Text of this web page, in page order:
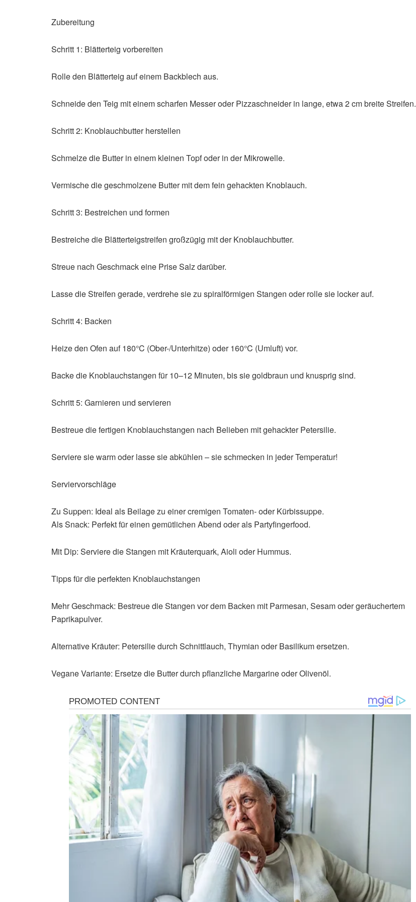
Zubereitung
Schritt 1: Blätterteig vorbereiten
Rolle den Blätterteig auf einem Backblech aus.
Schneide den Teig mit einem scharfen Messer oder Pizzaschneider in lange, etwa 2 cm breite Streifen.
Schritt 2: Knoblauchbutter herstellen
Schmelze die Butter in einem kleinen Topf oder in der Mikrowelle.
Vermische die geschmolzene Butter mit dem fein gehackten Knoblauch.
Schritt 3: Bestreichen und formen
Bestreiche die Blätterteigstreifen großzügig mit der Knoblauchbutter.
Streue nach Geschmack eine Prise Salz darüber.
Lasse die Streifen gerade, verdrehe sie zu spiralförmigen Stangen oder rolle sie locker auf.
Schritt 4: Backen
Heize den Ofen auf 180°C (Ober-/Unterhitze) oder 160°C (Umluft) vor.
Backe die Knoblauchstangen für 10–12 Minuten, bis sie goldbraun und knusprig sind.
Schritt 5: Garnieren und servieren
Bestreue die fertigen Knoblauchstangen nach Belieben mit gehackter Petersilie.
Serviere sie warm oder lasse sie abkühlen – sie schmecken in jeder Temperatur!
Serviervorschläge
Zu Suppen: Ideal als Beilage zu einer cremigen Tomaten- oder Kürbissuppe.
Als Snack: Perfekt für einen gemütlichen Abend oder als Partyfingerfood.
Mit Dip: Serviere die Stangen mit Kräuterquark, Aioli oder Hummus.
Tipps für die perfekten Knoblauchstangen
Mehr Geschmack: Bestreue die Stangen vor dem Backen mit Parmesan, Sesam oder geräuchertem
Paprikapulver.
Alternative Kräuter: Petersilie durch Schnittlauch, Thymian oder Basilikum ersetzen.
Vegane Variante: Ersetze die Butter durch pflanzliche Margarine oder Olivenöl.